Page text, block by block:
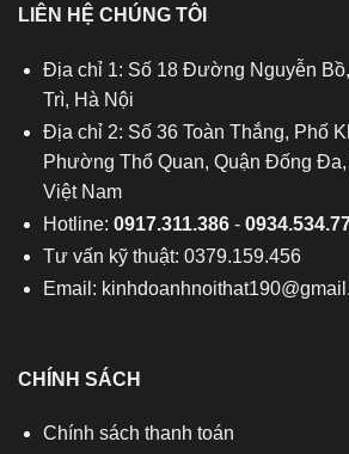
LIÊN HỆ CHÚNG TÔI
Địa chỉ 1: Số 18 Đường Nguyễn
Trì, Hà Nội
Địa chỉ 2: Số 36 Toàn Thắng, Phố
Phường Thổ Quan, Quận Đống
Việt Nam
Hotline: 0917.311.386-
Tư vấn kỹ thuật: 0379.159.456
Email:
CHÍNH SÁCH
Chính sách thanh toán